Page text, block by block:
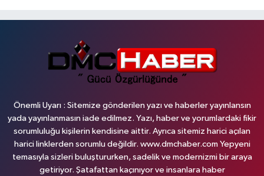
Önemli Uyarı : Sitemize gönderilen yazı ve haberler yayınlansın
yada yayınlanmasın iade edilmez. Yazı, haber ve yorumlardaki fikir
sorumluluğu kişilerin kendisine aittir. Ayrıca sitemiz harici açılan
harici linklerden sorumlu değildir. www.dmchaber.com Yepyeni
temasıyla sizleri buluştururken, sadelik ve modernizmi bir araya
getiriyor. Şatafattan kaçınıyor ve insanlara haber